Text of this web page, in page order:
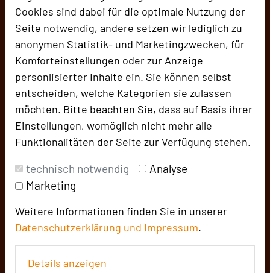
Cookies sind dabei für die optimale Nutzung der
Seite notwendig, andere setzen wir lediglich zu
anonymen Statistik- und Marketingzwecken, für
Komforteinstellungen oder zur Anzeige
personlisierter Inhalte ein. Sie können selbst
entscheiden, welche Kategorien sie zulassen
möchten. Bitte beachten Sie, dass auf Basis ihrer
Einstellungen, womöglich nicht mehr alle
Funktionalitäten der Seite zur Verfügung stehen.
technisch notwendig
Analyse
Marketing
Weitere Informationen finden Sie in unserer
Datenschutzerklärung und Impressum.
Details anzeigen
koordiniert und Hand in Hand ausgeführt, um
einen reibungslosen Ablauf zu gewährleisten.
Bei Bedarf steht unser Team den Kunden
jederzeit zur Seite, um letzte Details
umzusetzen und sicherzustellen, dass alles
perfekt ist. Nach dem Event wird ebenso
professionell abgebaut und alles für die
Wiederverwendung vorbereitet: vom Check
der Akkus in den Funkmikrofonen bis zum
Teppichpodeste.
Damit nicht nur die Veranstaltungen selbst,
sondern auch deren Entstehungsprozess
Einblick in die nachhaltige
Veranstaltungsexpertise der Stadthalle